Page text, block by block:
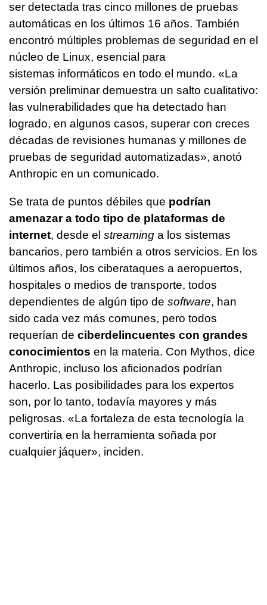
ser detectada tras cinco millones de pruebas
automáticas en los últimos 16 años. También
encontró múltiples problemas de seguridad en el
núcleo de Linux, esencial para
sistemas informáticos en todo el mundo. «La
versión preliminar demuestra un salto cualitativo:
las vulnerabilidades que ha detectado han
logrado, en algunos casos, superar con creces
décadas de revisiones humanas y millones de
pruebas de seguridad automatizadas», anotó
Anthropic en un comunicado.
Se trata de puntos débiles que podrían
amenazar a todo tipo de plataformas de
internet, desde el streaming a los sistemas
bancarios, pero también a otros servicios. En los
últimos años, los ciberataques a aeropuertos,
hospitales o medios de transporte, todos
dependientes de algún tipo de software, han
sido cada vez más comunes, pero todos
requerían de ciberdelincuentes con grandes
conocimientos en la materia. Con Mythos, dice
Anthropic, incluso los aficionados podrían
hacerlo. Las posibilidades para los expertos
son, por lo tanto, todavía mayores y más
peligrosas. «La fortaleza de esta tecnología la
convertiría en la herramienta soñada por
cualquier jáquer», inciden.